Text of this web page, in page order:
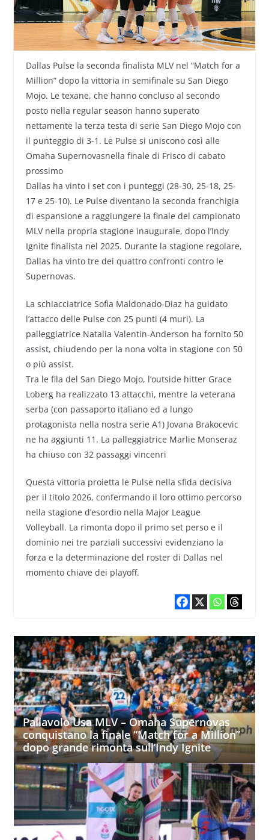
Dallas Pulse la seconda finalista MLV nel “Match for a
Million” dopo la vittoria in semifinale su San Diego
Mojo. Le texane, che hanno concluso al secondo
posto nella regular season hanno superato
nettamente la terza testa di serie San Diego Mojo con
il punteggio di 3-1. Le Pulse si uniscono così alle
Omaha Supernovasnella finale di Frisco di cabato
prossimo
Dallas ha vinto i set con i punteggi (28-30, 25-18, 25-
17 e 25-10). Le Pulse diventano la seconda franchigia
di espansione a raggiungere la finale del campionato
MLV nella propria stagione inaugurale, dopo l’Indy
Ignite finalista nel 2025. Durante la stagione regolare,
Dallas ha vinto tre dei quattro confronti contro le
Supernovas.
La schiacciatrice Sofia Maldonado-Diaz ha guidato
l’attacco delle Pulse con 25 punti (4 muri). La
palleggiatrice Natalia Valentin-Anderson ha fornito 50
assist, chiudendo per la nona volta in stagione con 50
o più assist.
Tra le fila del San Diego Mojo, l’outside hitter Grace
Loberg ha realizzato 13 attacchi, mentre la veterana
serba (con passaporto italiano ed a lungo
protagonista nella nostra serie A1) Jovana Brakocevic
ne ha aggiunti 11. La palleggiatrice Marlie Monseraz
ha chiuso con 32 passaggi vincenri
Questa vittoria proietta le Pulse nella sfida decisiva
per il titolo 2026, confermando il loro ottimo percorso
nella stagione d’esordio nella Major League
Volleyball. La rimonta dopo il primo set perso e il
dominio nei tre parziali successivi evidenziano la
forza e la determinazione del roster di Dallas nel
momento chiave dei playoff.
Pallavolo Usa MLV – Omaha Supernovas
conquistano la finale “Match for a Million”
dopo grande rimonta sull’Indy Ignite